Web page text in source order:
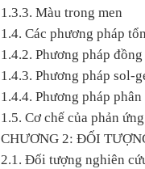
1.3.3. Màu trong men
1.4. Các phương pháp
1.4.2. Phương pháp
1.4.3. Phương pháp sol-
1.4.4. Phương pháp
1.5. Cơ chế của phản
CHƯƠNG 2: ĐỐI
2.1. Đối tượng nghiên